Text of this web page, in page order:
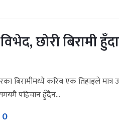
छोरी बिरामी
बिरामीमध्ये करिब एक तिहाइले मात्र
पहिचान हुँदैन...
0